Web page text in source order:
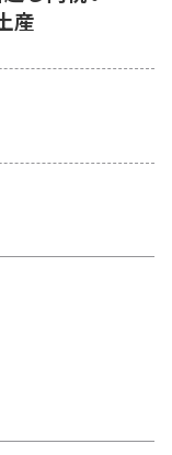
産